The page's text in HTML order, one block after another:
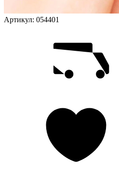
Артикул: 054401